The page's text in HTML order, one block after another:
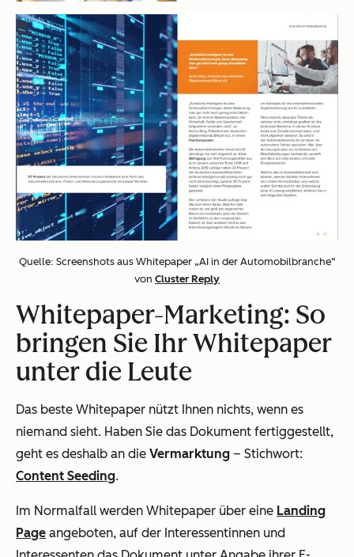
Quelle: Screenshots aus Whitepaper „AI in der Automobilbranche“
von Cluster Reply
Whitepaper-Marketing: So
bringen Sie Ihr Whitepaper
unter die Leute
Das beste Whitepaper nützt Ihnen nichts, wenn es
niemand sieht. Haben Sie das Dokument fertiggestellt,
geht es deshalb an die Vermarktung – Stichwort:
Content Seeding.
Im Normalfall werden Whitepaper über eine Landing
Page angeboten, auf der Interessentinnen und